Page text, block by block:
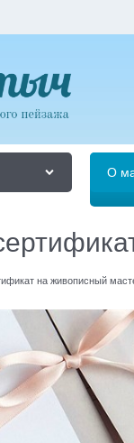
О
на живописный